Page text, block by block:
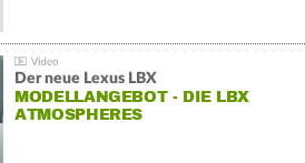
Der neue Lexus LBX
MODELLANGEBOT - DIE LBX
ATMOSPHERES